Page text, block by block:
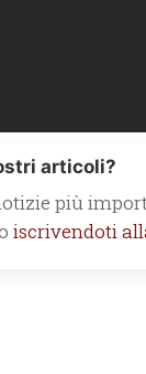
articoli?
più
iscrivendoti